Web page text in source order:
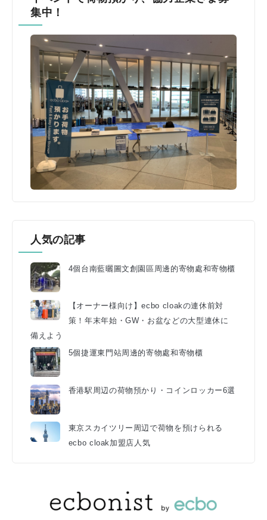
集中！
人気の記事
4個台南藍曬圖文創園區周邊的寄物處和寄物櫃
【オーナー様向け】ecbo cloakの連休前対
策！年末年始・GW・お盆などの大型連休に
備えよう
5個捷運東門站周邊的寄物處和寄物櫃
香港駅周辺の荷物預かり・コインロッカー6選
東京スカイツリー周辺で荷物を預けられる
ecbo cloak加盟店人気